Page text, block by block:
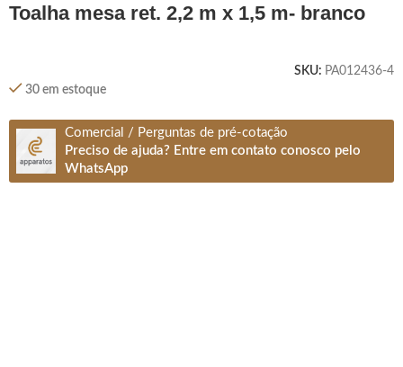
toalha mesa ret. 2,2 m x 1,5 m- branco
SKU: PA012436-4
30 em estoque
Comercial / Perguntas de pré-cotação
Preciso de ajuda? Entre em contato conosco pelo
WhatsApp